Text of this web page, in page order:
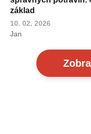
základ
10. 02. 2026
Jan